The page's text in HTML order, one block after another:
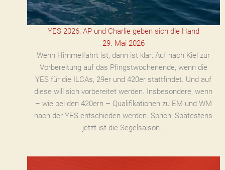
YES 2026: AP und Charlie geben sich die Hand
29. Mai 2026
Wenn Himmelfahrt ist, dann ist klar: Auf nach Kiel zur
Vorbereitung auf das Pfingstwochenende, wenn die
YES für die ILCAs, 29er und 420er stattfindet. Und auf
diese will sich vorbereitet werden. Insbesondere, wenn
– wie bei den 420ern – Qualifikationen zu EM und WM
nach der YES entschieden werden. Sprich: Spätestens
jetzt ist die Segelsaison…